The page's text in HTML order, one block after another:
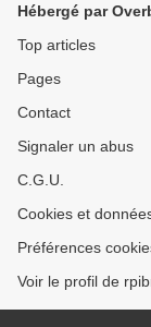
Hébergé par
Top articles
Pages
Contact
Signaler un abus
C.G.U.
Cookies et
Préférences
Voir le profil de